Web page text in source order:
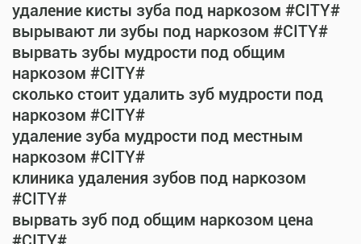
удаление кисты зуба под наркозом #CITY#
вырывают ли зубы под наркозом #CITY#
вырвать зубы мудрости под общим
наркозом #CITY#
сколько стоит удалить зуб мудрости под
наркозом #CITY#
удаление зуба мудрости под местным
наркозом #CITY#
клиника удаления зубов под наркозом
#CITY#
вырвать зуб под общим наркозом цена